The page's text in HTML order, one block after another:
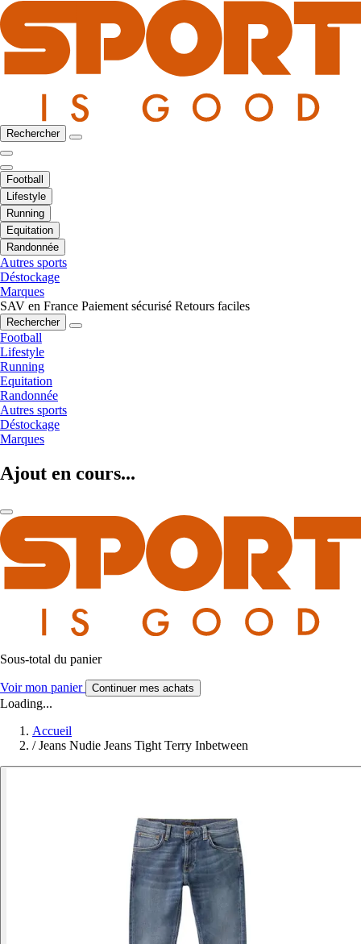
Rechercher
Football
Lifestyle
Running
Equitation
Randonnée
Autres sports
Déstockage
Marques
SAV en France Paiement sécurisé Retours faciles
Rechercher
Football
Lifestyle
Running
Equitation
Randonnée
Autres sports
Déstockage
Marques
Ajout en cours...
Sous-total du panier
Voir mon panier Continuer mes achats
Loading...
Accueil
/ Jeans Nudie Jeans Tight Terry Inbetween